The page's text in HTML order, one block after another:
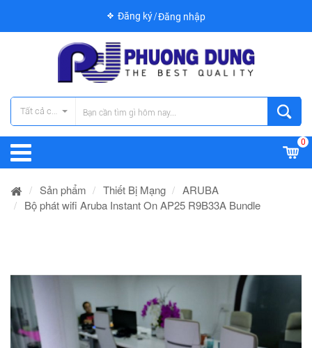
Đăng ký Đăng nhập
Tất cả các danh mục
0
Sản phẩm Thiết Bị Mạng
ARUBA
Bộ phát wifi Aruba Instant On AP25 R9B33A Bundle